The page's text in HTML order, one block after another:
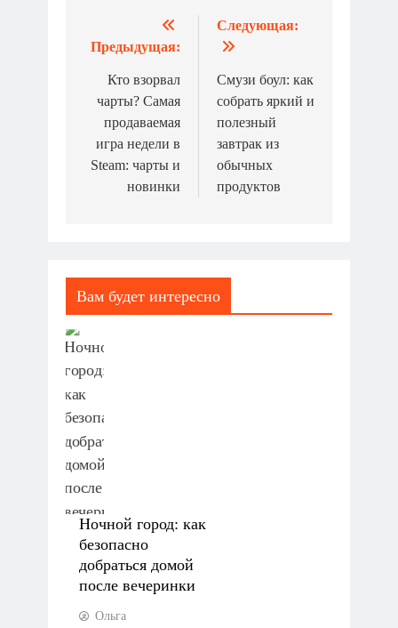
Навигация
по
записям
Предыдущая:
Кто взорвал
чарты? Самая
продаваемая
игра недели в
Steam: чарты и
новинки
Следующая:
Смузи боул: как
собрать яркий и
полезный
завтрак из
обычных
продуктов
Вам будет интересно
Ночной город: как
безопасно
добраться домой
после вечеринки
Ольга